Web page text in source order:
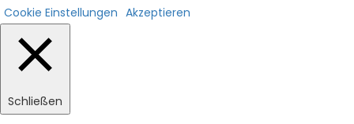
Cookie Einstellungen Akzeptieren
Schließen